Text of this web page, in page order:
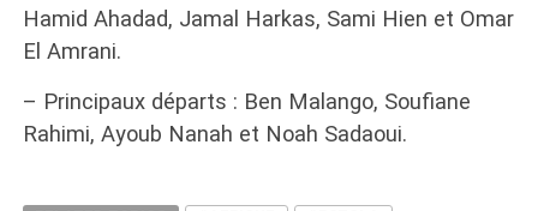
Hamid Ahadad, Jamal Harkas, Sami Hien et Omar
El Amrani.
– Principaux départs : Ben Malango, Soufiane
Rahimi, Ayoub Nanah et Noah Sadaoui.